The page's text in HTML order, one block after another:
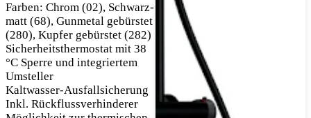
Farben: Chrom (02), Schwarz-
matt (68), Gunmetal gebürstet
(280), Kupfer gebürstet (282)
Sicherheitsthermostat mit 38
°C Sperre und integriertem
Umsteller
Kaltwasser-Ausfallsicherung
Inkl. Rückflussverhinderer